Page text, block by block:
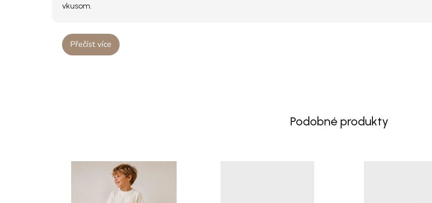
vkusom.
Přečíst více
Podobné produkty